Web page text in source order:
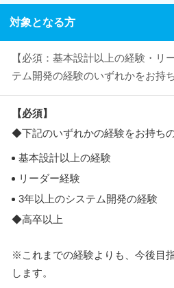
対象となる方
【必須：基本設計以上の経験・リ
テム開発の経験のいずれかをお持
【必須】
◆下記のいずれかの経験をお持ち
基本設計以上の経験
リーダー経験
3年以上のシステム開発の経験
◆高卒以上
※これまでの経験よりも、今後目
します。